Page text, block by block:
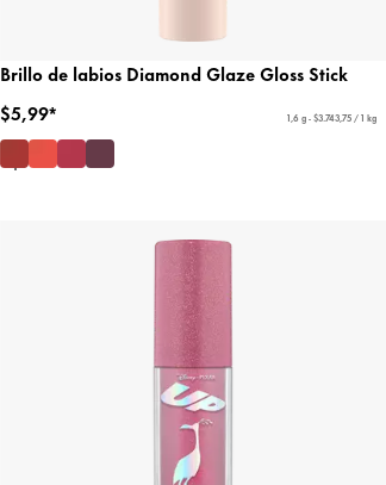
Brillo de labios Diamond Glaze Gloss Stick
$5,99*
1,6 g - $3.743,75 / 1 kg